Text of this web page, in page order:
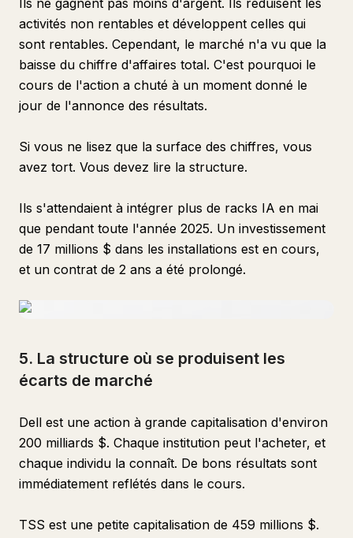
Ils ne gagnent pas moins d'argent. Ils réduisent les
activités non rentables et développent celles qui
sont rentables. Cependant, le marché n'a vu que la
baisse du chiffre d'affaires total. C'est pourquoi le
cours de l'action a chuté à un moment donné le
jour de l'annonce des résultats.
Si vous ne lisez que la surface des chiffres, vous
avez tort. Vous devez lire la structure.
Ils s'attendaient à intégrer plus de racks IA en mai
que pendant toute l'année 2025. Un investissement
de 17 millions $ dans les installations est en cours,
et un contrat de 2 ans a été prolongé.
5. La structure où se produisent les
écarts de marché
Dell est une action à grande capitalisation d'environ
200 milliards $. Chaque institution peut l'acheter, et
chaque individu la connaît. De bons résultats sont
immédiatement reflétés dans le cours.
TSS est une petite capitalisation de 459 millions $.